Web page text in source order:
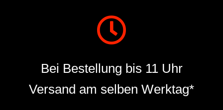
Bei Bestellung bis 11 Uhr
Versand am selben Werktag*